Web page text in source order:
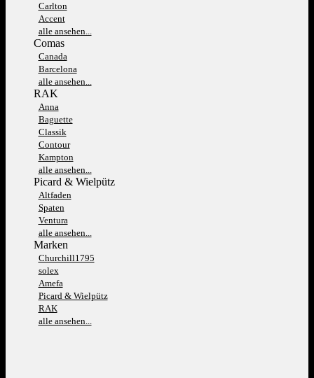
Carlton
Accent
alle ansehen...
Comas
Canada
Barcelona
alle ansehen...
RAK
Anna
Baguette
Classik
Contour
Kampton
alle ansehen...
Picard & Wielpütz
Altfaden
Spaten
Ventura
alle ansehen...
Marken
Churchill1795
solex
Amefa
Picard & Wielpütz
RAK
alle ansehen...